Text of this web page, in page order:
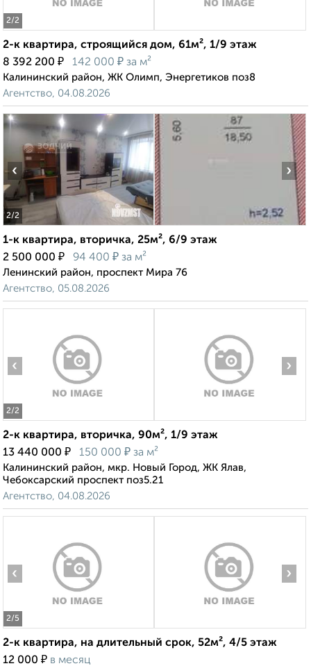
2/2
2-к квартира, строящийся дом, 61м², 1/9 этаж
8 392 200 ₽ 142 000 ₽ за м²
Калининский район, ЖК Олимп, Энергетиков поз8
Агентство, 04.08.2026
2/2
‹ ›
1-к квартира, вторичка, 25м², 6/9 этаж
2 500 000 ₽ 94 400 ₽ за м²
Ленинский район, проспект Мира 76
Агентство, 05.08.2026
2/2
‹ ›
2-к квартира, вторичка, 90м², 1/9 этаж
13 440 000 ₽ 150 000 ₽ за м²
Калининский район, мкр. Новый Город, ЖК Ялав,
Чебоксарский проспект поз5.21
Агентство, 04.08.2026
2/5
‹ ›
2-к квартира, на длительный срок, 52м², 4/5 этаж
12 000 ₽ в месяц